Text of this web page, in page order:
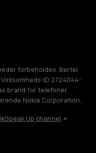
forbeholdes. Bertel
ID 2724044-
brand for telefoner.
Nokia Corporation.
Speak Up channel